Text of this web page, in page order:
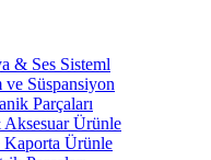
& Ses Sisteml
ve Süspansiyon
Parçaları
Ürünle
Kaporta Ürünle